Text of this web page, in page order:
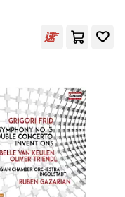
格
Dove, Schubert)